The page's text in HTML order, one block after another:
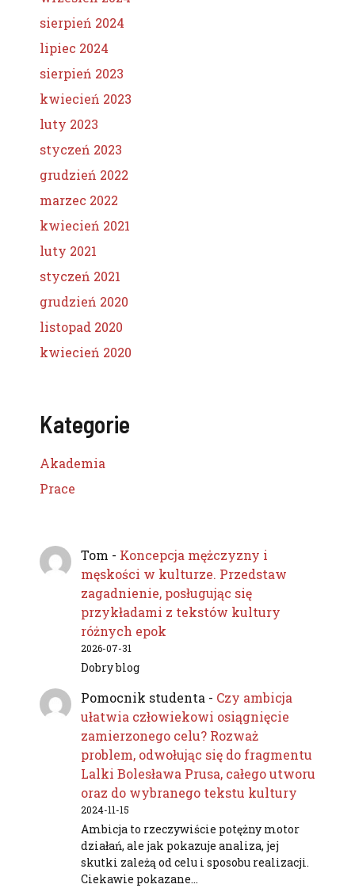
sierpień 2024
lipiec 2024
sierpień 2023
kwiecień 2023
luty 2023
styczeń 2023
grudzień 2022
marzec 2022
kwiecień 2021
luty 2021
styczeń 2021
grudzień 2020
listopad 2020
kwiecień 2020
Kategorie
Akademia
Prace
Tom - Koncepcja mężczyzny i
męskości w kulturze. Przedstaw
zagadnienie, posługując się
przykładami z tekstów kultury
różnych epok
2026-07-31
Dobry blog
Pomocnik studenta - Czy ambicja
ułatwia człowiekowi osiągnięcie
zamierzonego celu? Rozważ
problem, odwołując się do fragmentu
Lalki Bolesława Prusa, całego utworu
oraz do wybranego tekstu kultury
2024-11-15
Ambicja to rzeczywiście potężny motor
działań, ale jak pokazuje analiza, jej
skutki zależą od celu i sposobu realizacji.
Ciekawie pokazane…